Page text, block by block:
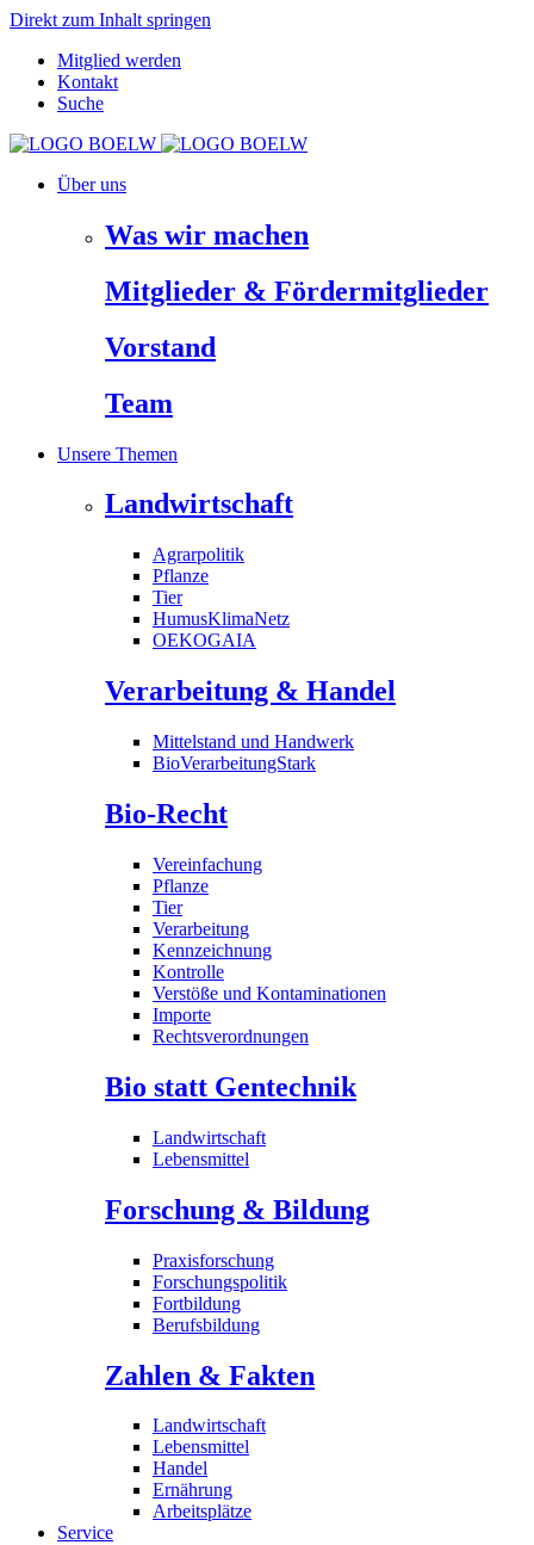
Direkt zum Inhalt springen
Mitglied werden
Kontakt
Suche
Über uns
Was wir machen
Mitglieder & Fördermitglieder
Vorstand
Team
Unsere Themen
Landwirtschaft
Agrarpolitik
Pflanze
Tier
HumusKlimaNetz
OEKOGAIA
Verarbeitung & Handel
Mittelstand und Handwerk
BioVerarbeitungStark
Bio-Recht
Vereinfachung
Pflanze
Tier
Verarbeitung
Kennzeichnung
Kontrolle
Verstöße und Kontaminationen
Importe
Rechtsverordnungen
Bio statt Gentechnik
Landwirtschaft
Lebensmittel
Forschung & Bildung
Praxisforschung
Forschungspolitik
Fortbildung
Berufsbildung
Zahlen & Fakten
Landwirtschaft
Lebensmittel
Handel
Ernährung
Arbeitsplätze
Service